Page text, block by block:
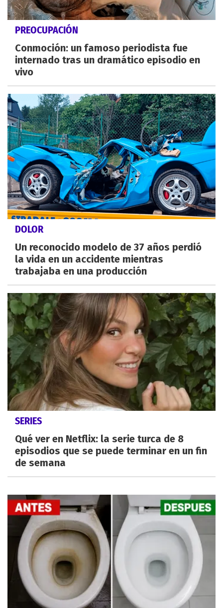
PREOCUPACIÓN
Conmoción: un famoso periodista fue
internado tras un dramático episodio en
vivo
DOLOR
Un reconocido modelo de 37 años perdió
la vida en un accidente mientras
trabajaba en una producción
SERIES
Qué ver en Netflix: la serie turca de 8
episodios que se puede terminar en un fin
de semana